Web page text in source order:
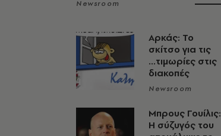
Newsroom
Αρκάς: Το
σκίτσο για τις
...τιμωρίες στις
διακοπές
Newsroom
Μπρους Γουίλις:
Η σύζυγός του